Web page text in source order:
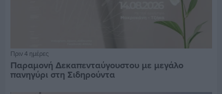
Πριν 4 ημέρες
Παραμονή Δεκαπενταύγουστου με μεγάλο
πανηγύρι στη Σιδηρούντα